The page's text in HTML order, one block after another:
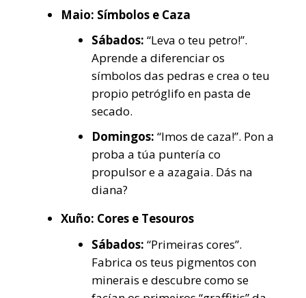
Maio: Símbolos e Caza
Sábados: “Leva o teu petro!”.
Aprende a diferenciar os
símbolos das pedras e crea o teu
propio petróglifo en pasta de
secado.
Domingos: “Imos de caza!”. Pon a
proba a túa puntería co
propulsor e a azagaia. Dás na
diana?
Xuño: Cores e Tesouros
Sábados: “Primeiras cores”.
Fabrica os teus pigmentos con
minerais e descubre como se